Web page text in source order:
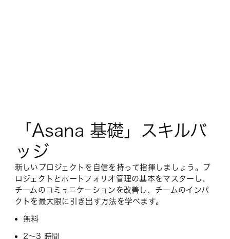
「Asana 基礎」スキルバ
ッジ
新しいプロジェクトを自信を持って指揮しましょう。プ
ロジェクトとポートフォリオ管理の基本をマスターし、
チームのコミュニケーションを改善し、チームのインパ
クトを最大限に引き出す方法を学べます。
無料
2〜3 時間